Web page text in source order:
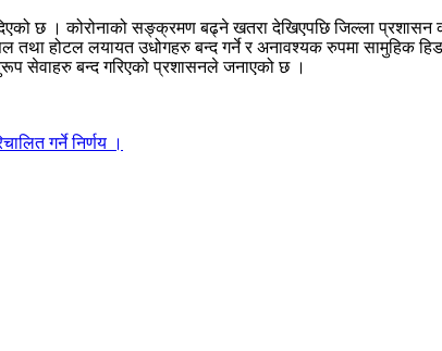
छ । कोरोनाको सङ्क्रमण बढ्ने खतरा देखिएपछि जिल्ला
होटल लयायत उधोगहरु बन्द गर्ने र अनावश्यक रुपमा सामुहिक
सेवाहरु बन्द गरिएको प्रशासनले जनाएको छ ।
गर्ने निर्णय ।